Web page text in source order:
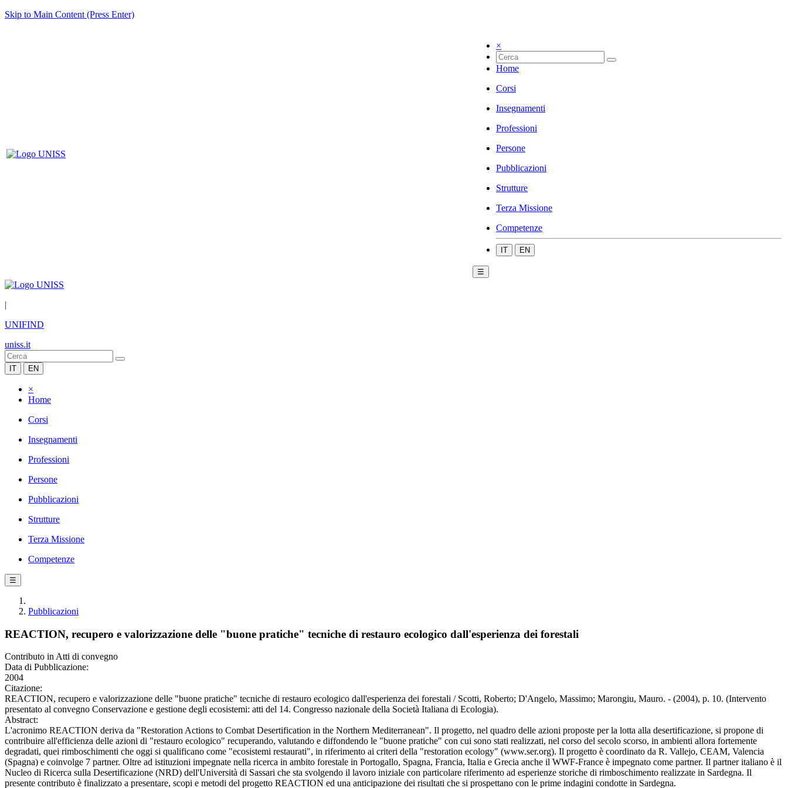
Skip to Main Content (Press Enter)
×
Home
Corsi
Insegnamenti
Professioni
Persone
Pubblicazioni
Strutture
Terza Missione
Competenze
IT EN
☰
|
UNIFIND
uniss.it
IT EN
×
Home
Corsi
Insegnamenti
Professioni
Persone
Pubblicazioni
Strutture
Terza Missione
Competenze
☰
Pubblicazioni
REACTION, recupero e valorizzazione delle "buone pratiche" tecniche di restauro ecologico dall'esperienza dei forestali
Contributo in Atti di convegno
Data di Pubblicazione:
2004
Citazione:
REACTION, recupero e valorizzazione delle "buone pratiche" tecniche di restauro ecologico dall'esperienza dei forestali / Scotti, Roberto; D'Angelo, Massimo; Marongiu, Mauro. - (2004), p. 10. (Intervento
presentato al convegno Conservazione e gestione degli ecosistemi: atti del 14. Congresso nazionale della Società Italiana di Ecologia).
Abstract:
L'acronimo REACTION deriva da "Restoration Actions to Combat Desertification in the Northern Mediterranean". Il progetto, nel quadro delle azioni proposte per la lotta alla desertificazione, si propone di
contribuire all'efficienza delle azioni di "restauro ecologico" recuperando, valutando e diffondendo le "buone pratiche" con cui sono stati realizzati, nel corso del secolo scorso, in ambienti allora fortemente
degradati, quei rimboschimenti che oggi si qualificano come "ecosistemi restaurati", in riferimento ai criteri della "restoration ecology" (www.ser.org). Il progetto è coordinato da R. Vallejo, CEAM, Valencia
(Spagna) e coinvolge 7 partner. Oltre ad istituzioni impegnate nella ricerca in ambito forestale in Portogallo, Spagna, Francia, Italia e Grecia anche il WWF-France è impegnato come partner. Il partner italiano è il
Nucleo di Ricerca sulla Desertificazione (NRD) dell'Università di Sassari che sta svolgendo il lavoro iniziale con particolare riferimento ad esperienze storiche di rimboschimento realizzate in Sardegna. Il
presente contributo è finalizzato a presentare, scopi e metodi del progetto REACTION ed una anticipazione dei risultati che si prospettano con le prime indagini condotte in Sardegna.